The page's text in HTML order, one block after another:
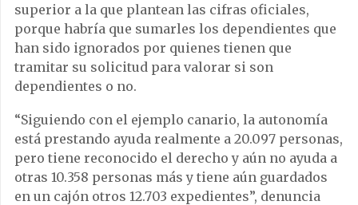
superior a la que plantean las cifras oficiales,
porque habría que sumarles los dependientes que
han sido ignorados por quienes tienen que
tramitar su solicitud para valorar si son
dependientes o no.
“Siguiendo con el ejemplo canario, la autonomía
está prestando ayuda realmente a 20.097 personas,
pero tiene reconocido el derecho y aún no ayuda a
otras 10.358 personas más y tiene aún guardados
en un cajón otros 12.703 expedientes”, denuncia